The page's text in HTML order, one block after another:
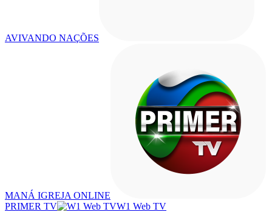
AVIVANDO NAÇÕES
MANÁ IGREJA ONLINE
PRIMER TV
W1 Web TV